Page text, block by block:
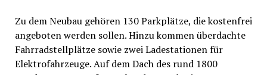
Zu dem Neubau gehören 130 Parkplätze, die kostenfrei
angeboten werden sollen. Hinzu kommen überdachte
Fahrradstellplätze sowie zwei Ladestationen für
Elektrofahrzeuge. Auf dem Dach des rund 1800